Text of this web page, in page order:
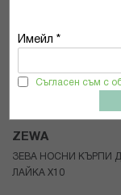
Имейл *
Съгласен съм с
ZEWA
ЗЕВА НОСНИ КЪРПИ
ЛАЙКА Х10